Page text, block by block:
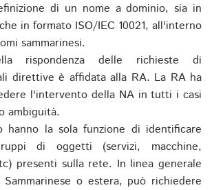
di un nome a dominio, sia in
in formato ISO/IEC 10021, all'interno
sammarinesi.
rispondenza delle richieste di
direttive è affidata alla RA. La RA ha
l'intervento della NA in tutti i casi
ambiguità.
hanno la sola funzione di identificare
di oggetti (servizi, macchine,
presenti sulla rete. In linea generale
o estera, può richiedere